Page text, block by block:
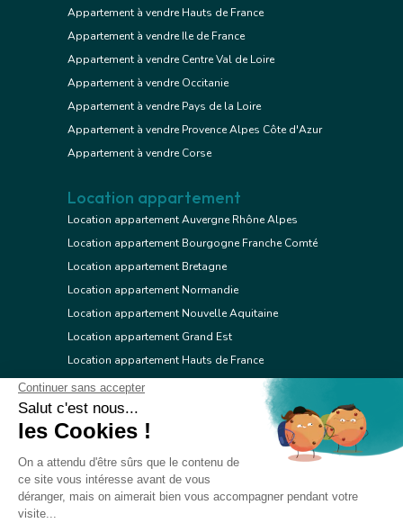
Appartement à vendre Hauts de France
Appartement à vendre Ile de France
Appartement à vendre Centre Val de Loire
Appartement à vendre Occitanie
Appartement à vendre Pays de la Loire
Appartement à vendre Provence Alpes Côte d'Azur
Appartement à vendre Corse
Location appartement
Location appartement Auvergne Rhône Alpes
Location appartement Bourgogne Franche Comté
Location appartement Bretagne
Location appartement Normandie
Location appartement Nouvelle Aquitaine
Location appartement Grand Est
Location appartement Hauts de France
Location appartement Ile de France
Location appartement Centre Val de Loire
Location appartement Occitanie
Location appartement Provence Alpes Côte d'Azur
Location appartement Corse